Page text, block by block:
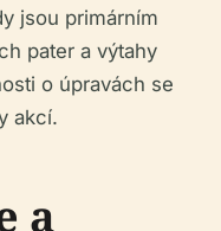
jsou primárním
pater a výtahy
o úpravách se
akcí.
a